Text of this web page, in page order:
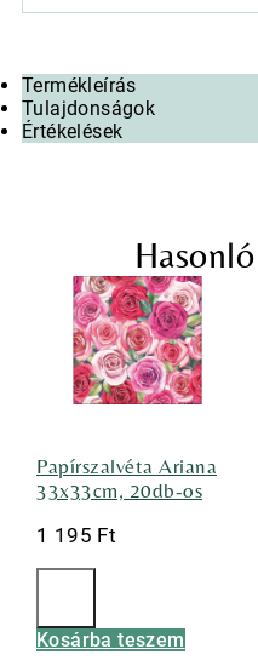
Termékleírás
Tulajdonságok
Értékelések
Papírszalvéta Ariana
33x33cm, 20db-os
1 195 Ft
Kosárba teszem